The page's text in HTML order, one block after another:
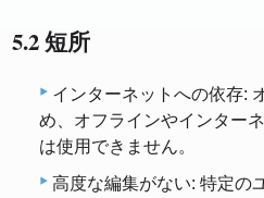
5.2 短所
インターネットへの依存:
め、オフラインやインター
は使用できません。
高度な編集がない: 特定の